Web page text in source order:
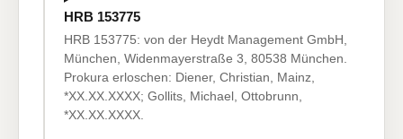
HRB 153775
HRB 153775: von der Heydt Management GmbH,
München, Widenmayerstraße 3, 80538 München.
Prokura erloschen: Diener, Christian, Mainz,
*XX.XX.XXXX; Gollits, Michael, Ottobrunn,
*XX.XX.XXXX.